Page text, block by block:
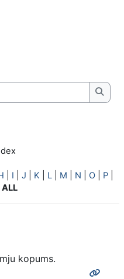
I J K L M N O P
ALL
kopums.